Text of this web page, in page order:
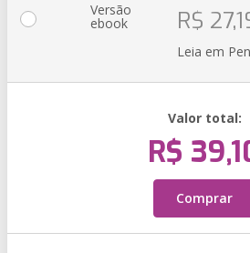
Versão
ebook R$
Leia em
Valor total:
R$
Comprar